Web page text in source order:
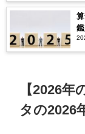
【2026年
タの2026